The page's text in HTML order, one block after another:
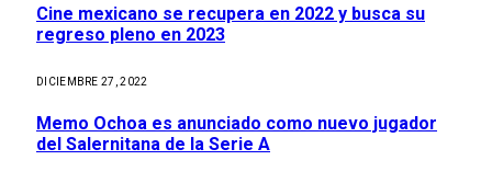
Cine mexicano se recupera en 2022 y busca su
regreso pleno en 2023
DICIEMBRE 27, 2022
Memo Ochoa es anunciado como nuevo jugador
del Salernitana de la Serie A